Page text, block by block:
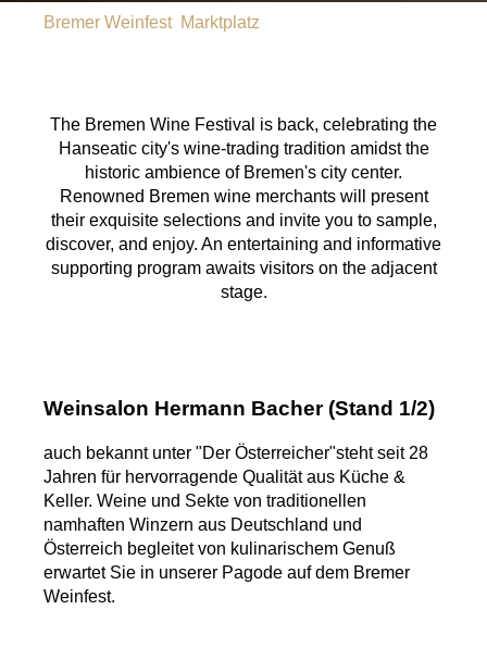
Bremer Weinfest Marktplatz
The Bremen Wine Festival is back, celebrating the
Hanseatic city's wine-trading tradition amidst the
historic ambience of Bremen's city center.
Renowned Bremen wine merchants will present
their exquisite selections and invite you to sample,
discover, and enjoy. An entertaining and informative
supporting program awaits visitors on the adjacent
stage.
Weinsalon Hermann Bacher (Stand 1/2)
auch bekannt unter "Der Österreicher"steht seit 28
Jahren für hervorragende Qualität aus Küche &
Keller. Weine und Sekte von traditionellen
namhaften Winzern aus Deutschland und
Österreich begleitet von kulinarischem Genuß
erwartet Sie in unserer Pagode auf dem Bremer
Weinfest.